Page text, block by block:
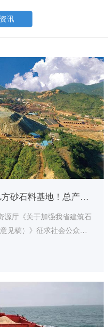
讯
广东拟布局多个储量上亿方砂石料基地！总产能目标3亿方
源厅《关于加强我省建筑石
见稿）》征求社会公众意